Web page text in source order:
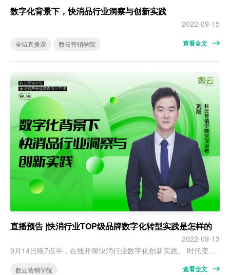
数字化背景下，快消品行业洞察与创新实践
2022-09-15
全域直播课 数云营销学院 查看全文
直播预告 |快消行业TOP级品牌数字化转型实践是怎样的
2022-09-13
9月14日晚7点半，在线开聊快消行业数字化创新实践。 时代变了，而机会藏在变化里。 快消品行业的交易环境正蓬勃发展。从电商到移动电商的演进，从移动支付普及，到微博、微信、小红书、抖音等社 交媒体兴起……时代的后浪推着前浪，正一步步拉近品牌与消费者的距离，改变双方的连接方式。 新的连接方式引发了新的机会，快消品行业品牌格局出现机遇与挑战。传统强势品牌进一步实现升级，元气森林、三顿半、王饱饱等后来…
数云营销学院 查看全文